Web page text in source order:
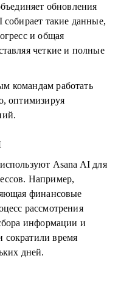
обновления
такие данные,
и общая
четкие и полные
командам работать
оптимизируя
Asana AI для
Например,
финансовые
рассмотрения
информации и
время
дней.